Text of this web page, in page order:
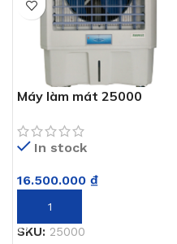
Máy làm mát 25000
In stock
16.500.000 ₫
THÊM VÀO GIỎ HÀNG
SKU: 25000